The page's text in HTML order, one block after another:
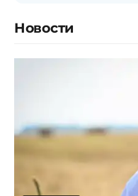
Новости